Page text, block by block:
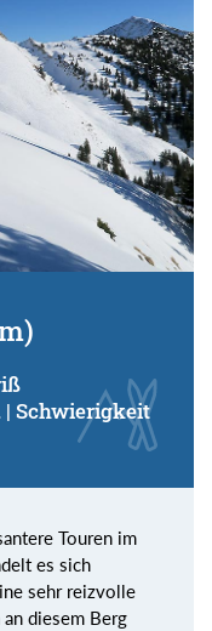
| Schwierigkeit
Touren im
es sich
sehr reizvolle
diesem Berg